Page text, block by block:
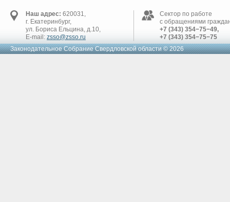
Наш адрес: 620031,
г. Екатеринбург,
ул. Бориса Ельцина, д.10,
E-mail: zsso@zsso.ru
Сектор по работе
с обращениями
+7 (343) 354−75−49,
+7 (343) 354−75−75
Законодательное Cобрание Свердловской области © 2026